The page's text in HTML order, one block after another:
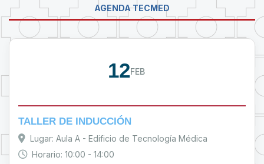
PROUMSA
AGENDA TECMED
12FEB
TALLER DE INDUCCIÓN
Lugar: Aula A - Edificio de Tecnología Médica
Horario: 10:00 - 14:00